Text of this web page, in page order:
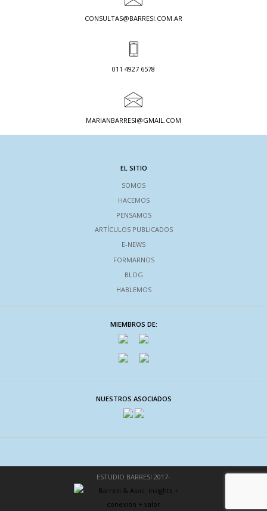
CONSULTAS@BARRESI.COM.AR
011 4927 6578
MARIANBARRESI@GMAIL.COM
EL SITIO
SOMOS
HACEMOS
PENSAMOS
ARTÍCULOS PUBLICADOS
E-NEWS
FORMARNOS
BLOG
HABLEMOS
MIEMBROS DE:
NUESTROS ASOCIADOS
ESTUDIO BARRESI 2017-